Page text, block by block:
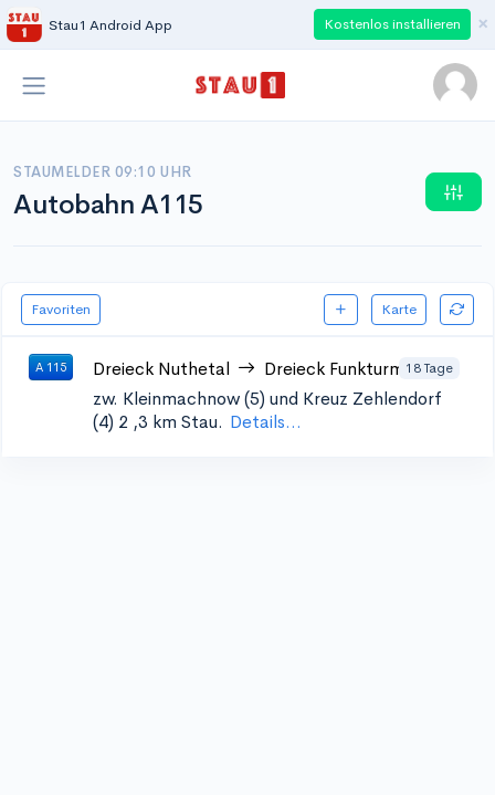
Stau1 Android App Kostenlos installieren ×
STAUMELDER 09:10 UHR
Autobahn A115
Favoriten Karte
A 115 Dreieck Nuthetal Dreieck Funkturm 18 Tage
zw. Kleinmachnow (5) und Kreuz Zehlendorf
(4) 2 ,3 km Stau. Details...